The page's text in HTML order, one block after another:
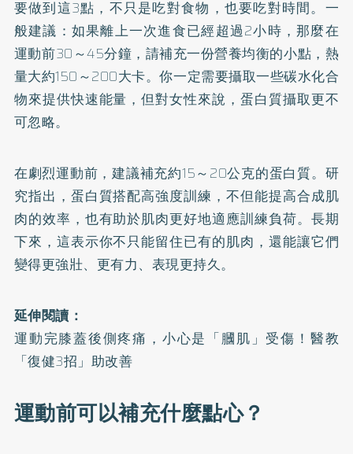
要做到這3點，不只是吃對食物，也要吃對時間。一
般建議：如果離上一次進食已經超過2小時，那麼在
運動前30～45分鐘，請補充一份營養均衡的小點，熱
量大約150～200大卡。你一定需要攝取一些碳水化合
物來提供快速能量，但對女性來說，蛋白質攝取更不
可忽略。
在劇烈運動前，建議補充約15～20公克的蛋白質。研
究指出，蛋白質搭配高強度訓練，不但能提高合成肌
肉的效率，也有助於肌肉更好地適應訓練負荷。長期
下來，這表示你不只能留住已有的肌肉，還能讓它們
變得更強壯、更有力、表現更持久。
延伸閱讀：
運動完膝蓋後側疼痛，小心是「膕肌」受傷！醫教
「復健3招」助改善
運動前可以補充什麼點心？